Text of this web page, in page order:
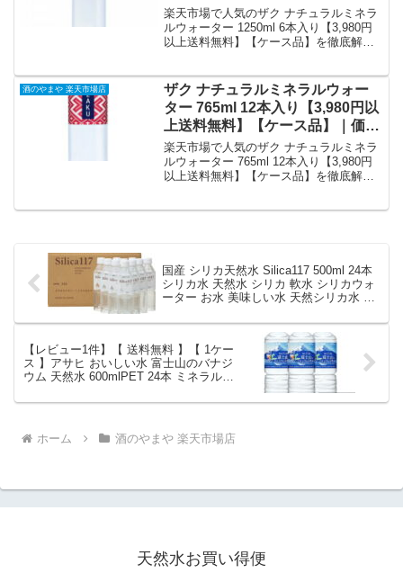
格・送料・ポイント還元まとめ
楽天市場で人気のザク ナチュラルミネラ
ルウォーター 1250ml 6本入り【3,980円
以上送料無料】【ケース品】を徹底解
ーザーレビュー0件・平均評価0の商品情
報・購入方法まとめ。
酒のやまや 楽天市場店
ザク ナチュラルミネラルウォー
ター 765ml 12本入り【3,980円以
上送料無料】【ケース品】｜価
格・送料・ポイント還元まとめ
楽天市場で人気のザク ナチュラルミネラ
ルウォーター 765ml 12本入り【3,980円
以上送料無料】【ケース品】を徹底解
国産 シリカ天然水 Silica117 500ml 24本
シリカ水 天然水 シリカ 軟水 シリカウォ
ーター お水 美味しい水 天然シリカ水 ミ
価格・送料・ポイント還元まとめ
【レビュー1件】【 送料無料 】【 1ケー
ス 】アサヒ おいしい水 富士山のバナジ
ウム 天然水 600mlPET 24本 ミネラルウ
ウム天然水 ペットボトル 水 大量 まとめ
料・ポイント還元まとめ
ホーム 酒のやまや 楽天市場店
天然水お買い得便